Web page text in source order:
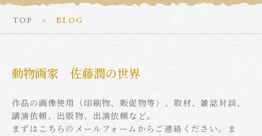
TOP BLOG
動物画家 佐藤潤の世界
作品の画像使用（印刷物、販促物等）、取材、雑誌対談、
講演依頼、出版物、出演依頼など。
まずはこちらのメールフォームからご連絡ください。ま